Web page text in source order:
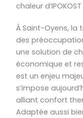
chaleur d’IPOKOST
À Saint-Oyens,
des
une solution de
économique et
est un enjeu
s’impose
alliant confort
Adaptée aussi